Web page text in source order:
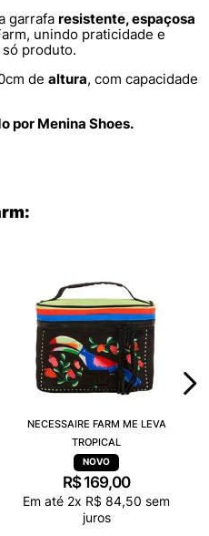
garrafa resistente, espaçosa
unindo praticidade e
produto.
de altura, com capacidade
por Menina Shoes.
NECESSAIRE FARM ME LEVA
TROPICAL
R$ 169,00
Em até 2x R$ 84,50 sem
juros